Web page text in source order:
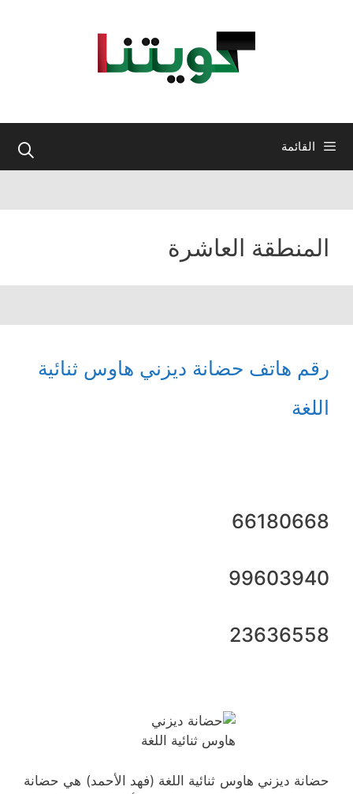
القائمة
المنطقة العاشرة
رقم هاتف حضانة ديزني هاوس ثنائية
اللغة
66180668
99603940
23636558
حضانة ديزني هاوس ثنائية اللغة (فهد الأحمد) هي حضانة